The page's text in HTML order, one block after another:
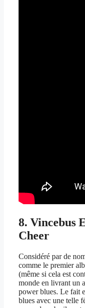
8. Vincebus
Cheer
Considéré par de
comme le premier
(même si cela est
monde en livrant un
power blues. Le fait
blues avec une telle